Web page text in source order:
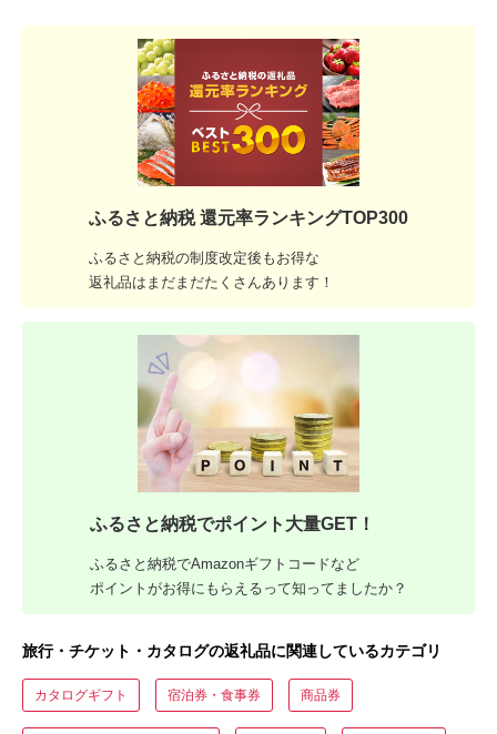
ふるさと納税 還元率ランキングTOP300
ふるさと納税の制度改定後もお得な
返礼品はまだまだたくさんあります！
ふるさと納税でポイント大量GET！
ふるさと納税でAmazonギフトコードなど
ポイントがお得にもらえるって知ってましたか？
旅行・チケット・カタログの返礼品に関連しているカテゴリ
カタログギフト 宿泊券・食事券 商品券